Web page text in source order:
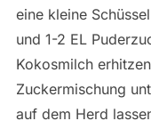
eine kleine
und 1-2 EL
Kokosmilch
Zuckermischung
auf dem Herd